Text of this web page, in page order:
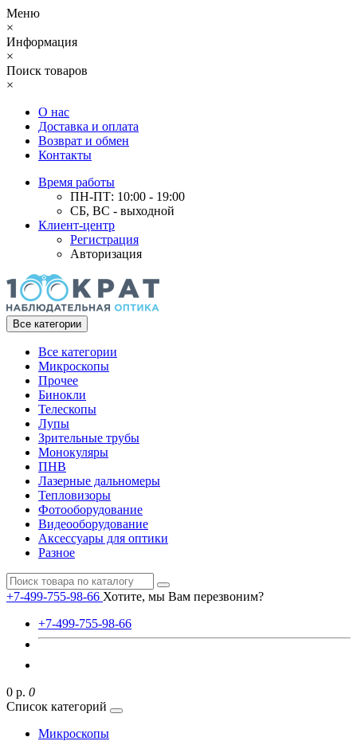
Меню
×
Информация
×
Поиск товаров
×
О нас
Доставка и оплата
Возврат и обмен
Контакты
Время работы
ПН-ПТ: 10:00 - 19:00
СБ, ВС - выходной
Клиент-центр
Регистрация
Авторизация
Все категории
Все категории
Микроскопы
Прочее
Бинокли
Телескопы
Лупы
Зрительные трубы
Монокуляры
ПНВ
Лазерные дальномеры
Тепловизоры
Фотооборудование
Видеооборудование
Аксессуары для оптики
Разное
+7-499-755-98-66 Хотите, мы Вам перезвоним?
+7-499-755-98-66
0 р. 0
Список категорий
Микроскопы